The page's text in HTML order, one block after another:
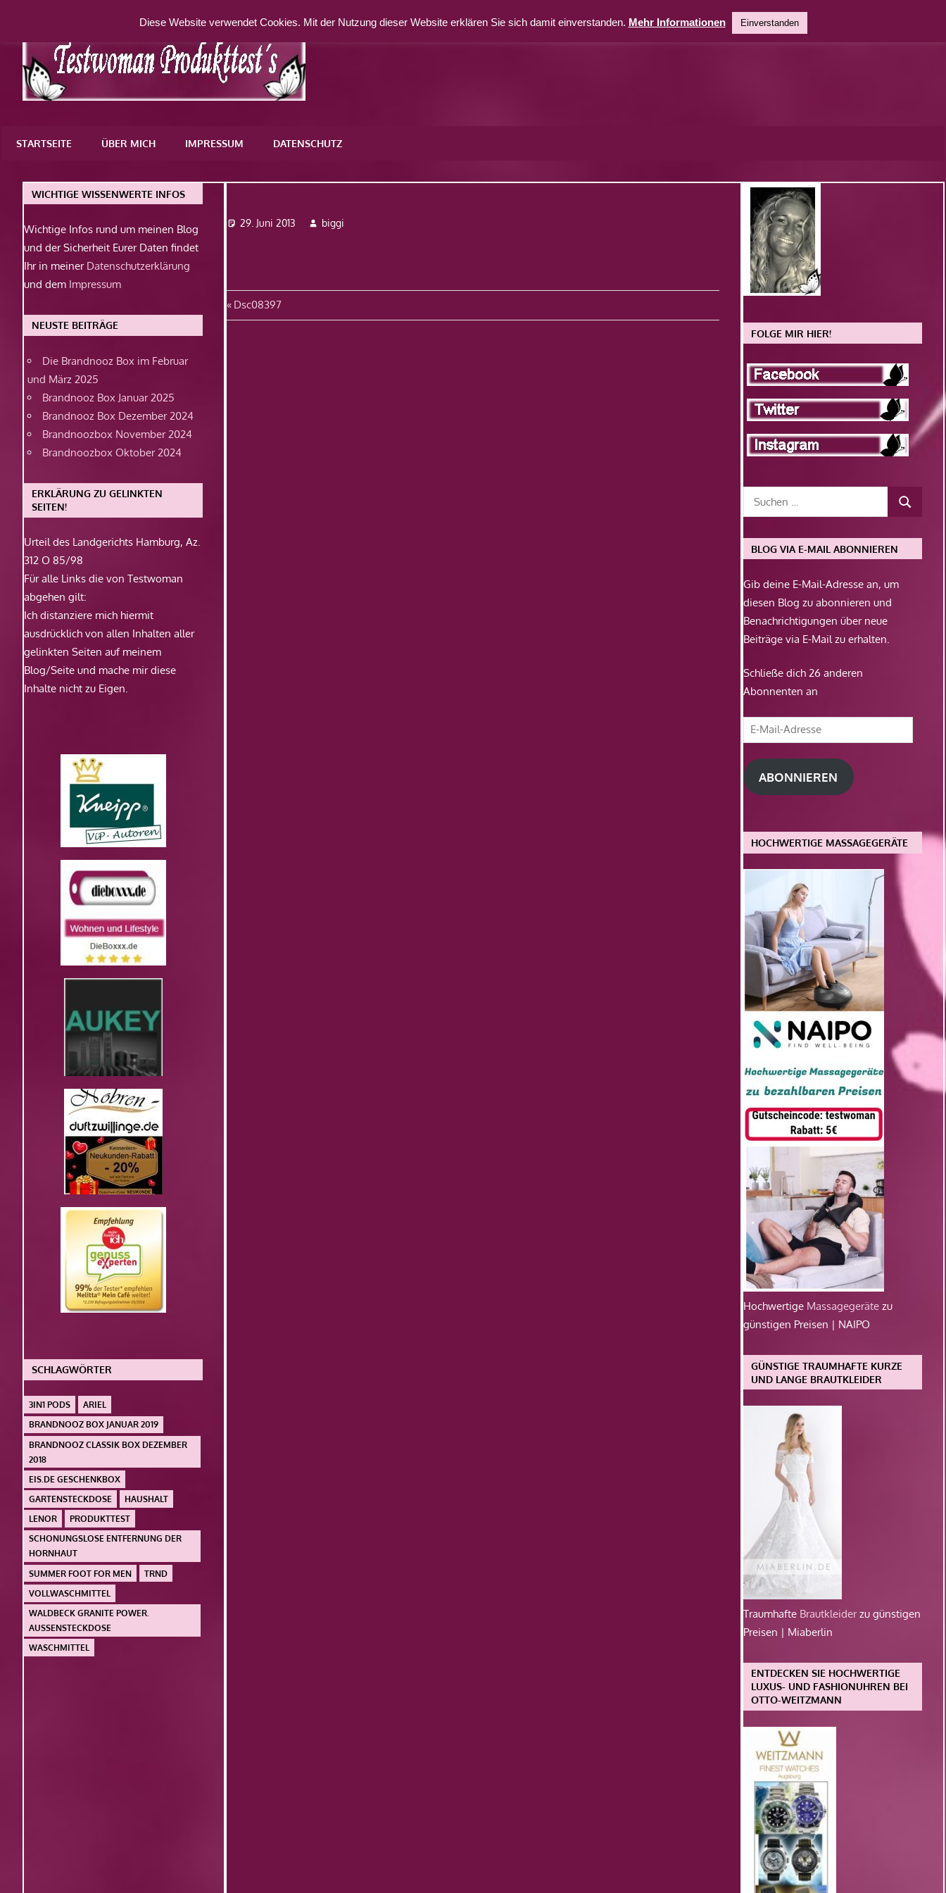
springen
WordPress-
STARTSEITE ÜBER MICH IMPRESSUM DATENSCHUTZ
29. Juni 2013 biggi
Beitragsnavigation
Vorheriger
Beitrag:
Dsc08397
WICHTIGE WISSENWERTE INFOS
Wichtige Infos rund um meinen Blog
und der Sicherheit Eurer Daten findet
Ihr in meiner Datenschutzerklärung
und dem Impressum
NEUSTE BEITRÄGE
Die Brandnooz Box im Februar
und März 2025
Brandnooz Box Januar 2025
Brandnooz Box Dezember 2024
Brandnoozbox November 2024
Brandnoozbox Oktober 2024
ERKLÄRUNG ZU GELINKTEN
SEITEN!
Urteil des Landgerichts Hamburg, Az.
312 O 85/98
Für alle Links die von Testwoman
abgehen gilt:
Ich distanziere mich hiermit
ausdrücklich von allen Inhalten aller
gelinkten Seiten auf meinem
Blog/Seite und mache mir diese
Inhalte nicht zu Eigen.
SCHLAGWÖRTER
3IN1 PODS
ARIEL
BRANDNOOZ BOX JANUAR 2019
BRANDNOOZ CLASSIK BOX DEZEMBER
2018
EIS.DE GESCHENKBOX
GARTENSTECKDOSE
HAUSHALT
LENOR
PRODUKTTEST
SCHONUNGSLOSE ENTFERNUNG DER
HORNHAUT
SUMMER FOOT FOR MEN
TRND
VOLLWASCHMITTEL
WALDBECK GRANITE POWER.
AUSSENSTECKDOSE
WASCHMITTEL
FOLGE MIR HIER!
BLOG VIA E-MAIL ABONNIEREN
Gib deine E-Mail-Adresse an, um
diesen Blog zu abonnieren und
Benachrichtigungen über neue
Beiträge via E-Mail zu erhalten.
Schließe dich 26 anderen
Abonnenten an
E-
Mail-
Adresse
ABONNIEREN
HOCHWERTIGE MASSAGEGERÄTE
Hochwertige Massagegeräte zu
günstigen Preisen | NAIPO
GÜNSTIGE TRAUMHAFTE KURZE
UND LANGE BRAUTKLEIDER
Traumhafte Brautkleiderzu günstigen
Preisen | Miaberlin
ENTDECKEN SIE HOCHWERTIGE
LUXUS- UND FASHIONUHREN BEI
OTTO-WEITZMANN
Diese Website verwendet Cookies. Mit der Nutzung dieser Website erklären Sie sich damit einverstanden. Mehr Informationen Einverstanden